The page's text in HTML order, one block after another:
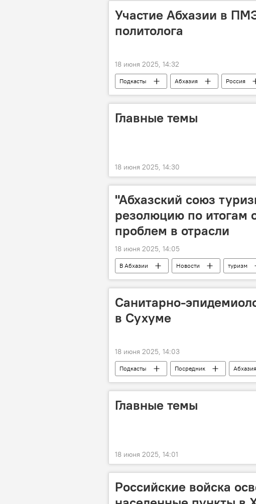
Участие Абхазии в
политолога
18 июня 2025, 14:32
Подкасты Абхазия Россия
Петербургский международный
Главные темы
18 июня 2025, 14:30
"Абхазский союз
резолюцию по итогам
проблем в отрасли
18 июня 2025, 14:05
В Абхазии Новости туризм
Санитарно-
в Сухуме
18 июня 2025, 14:03
Подкасты Посредник Абхазия
Главные темы
18 июня 2025, 14:01
Российские войска